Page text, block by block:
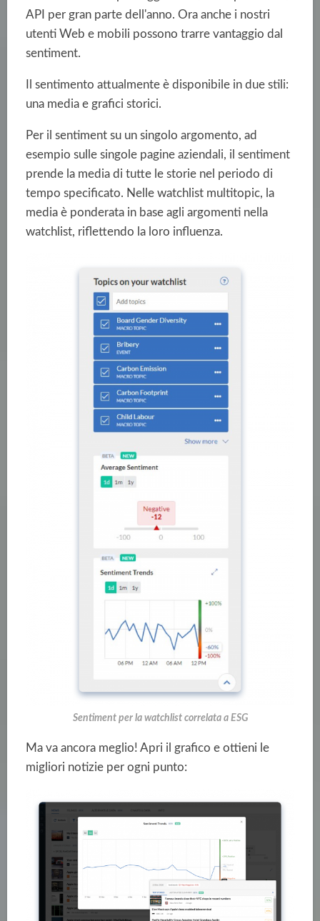
API per gran parte dell'anno. Ora anche i nostri
utenti Web e mobili possono trarre vantaggio dal
sentiment.
Il sentimento attualmente è disponibile in due stili:
una media e grafici storici.
Per il sentiment su un singolo argomento, ad
esempio sulle singole pagine aziendali, il sentiment
prende la media di tutte le storie nel periodo di
tempo specificato. Nelle watchlist multitopic, la
media è ponderata in base agli argomenti nella
watchlist, riflettendo la loro influenza.
Sentiment per la watchlist correlata a ESG
Ma va ancora meglio! Apri il grafico e ottieni le
migliori notizie per ogni punto: